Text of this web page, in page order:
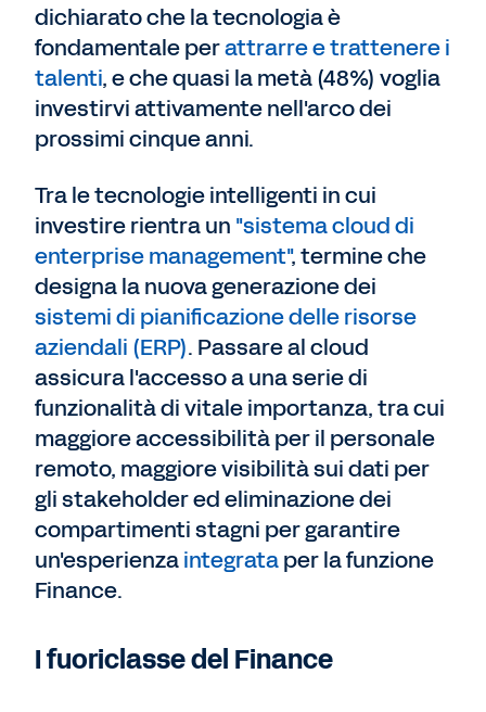
dichiarato che la tecnologia è
fondamentale perattrarre e trattenere i
talenti, e che quasi la metà (48%) voglia
investirvi attivamente nell'arco dei
prossimi cinque anni.
Tra le tecnologie intelligenti in cui
investire rientra un "sistema cloud di
enterprise management", termine che
designa la nuova generazione dei
sistemi di pianificazione delle risorse
aziendali (ERP). Passare al cloud
assicura l'accesso a una serie di
funzionalità di vitale importanza, tra cui
maggiore accessibilità per il personale
remoto, maggiore visibilità sui dati per
gli stakeholder ed eliminazione dei
compartimenti stagni per garantire
un'esperienzaintegrataper la funzione
Finance.
I fuoriclasse del Finance